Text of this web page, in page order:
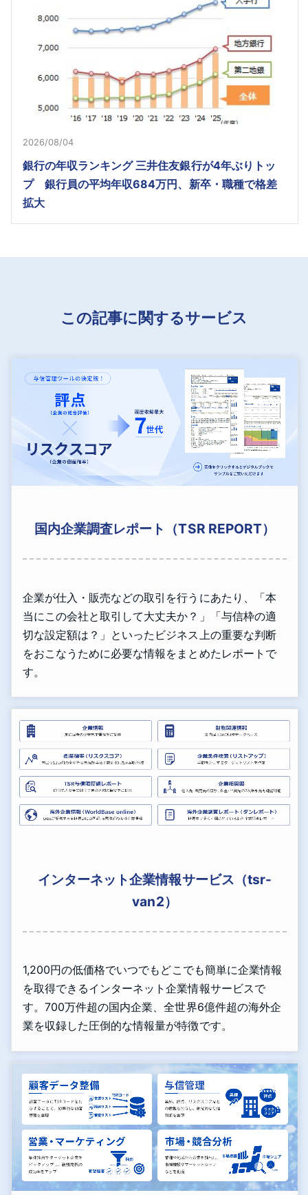
2026/08/04
銀行の年収ランキング 三井住友銀行が4年ぶりトッ
プ 銀行員の平均年収684万円、新卒・職種で格差
拡大
この記事に関するサービス
国内企業調査レポート（TSR REPORT）
企業が仕入・販売などの取引を行うにあたり、「本
当にこの会社と取引して大丈夫か？」「与信枠の適
切な設定額は？」といったビジネス上の重要な判断
をおこなうために必要な情報をまとめたレポートで
す。
インターネット企業情報サービス（tsr-
van2）
1,200円の低価格でいつでもどこでも簡単に企業情報
を取得できるインターネット企業情報サービスで
す。700万件超の国内企業、全世界6億件超の海外企
業を収録した圧倒的な情報量が特徴です。